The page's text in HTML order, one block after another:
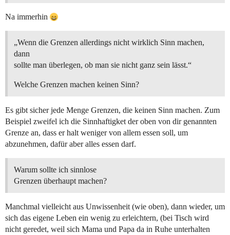
Na immerhin
„Wenn die Grenzen allerdings nicht wirklich Sinn machen,
dann
sollte man überlegen, ob man sie nicht ganz sein lässt.“
Welche Grenzen machen keinen Sinn?
Es gibt sicher jede Menge Grenzen, die keinen Sinn machen. Zum
Beispiel zweifel ich die Sinnhaftigket der oben von dir genannten
Grenze an, dass er halt weniger von allem essen soll, um
abzunehmen, dafür aber alles essen darf.
Warum sollte ich sinnlose
Grenzen überhaupt machen?
Manchmal vielleicht aus Unwissenheit (wie oben), dann wieder, um
sich das eigene Leben ein wenig zu erleichtern, (bei Tisch wird
nicht geredet, weil sich Mama und Papa da in Ruhe unterhalten